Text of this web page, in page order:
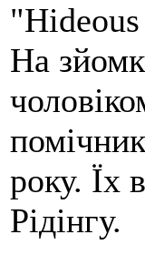
"Hideous
На
року. Їх
Рідінгу.